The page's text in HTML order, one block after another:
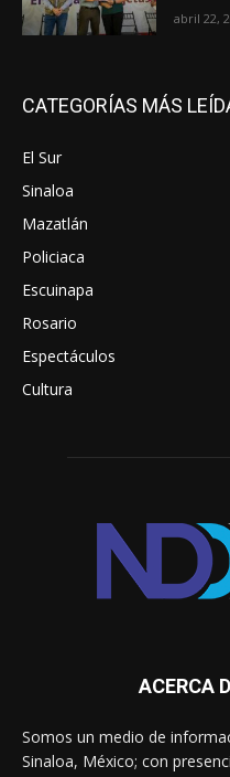
abril 22,
CATEGORÍAS MÁS
El Sur
Sinaloa
Mazatlán
Policiaca
Escuinapa
Rosario
Espectáculos
Cultura
ACERCA
Somos un medio de
Sinaloa, México; con